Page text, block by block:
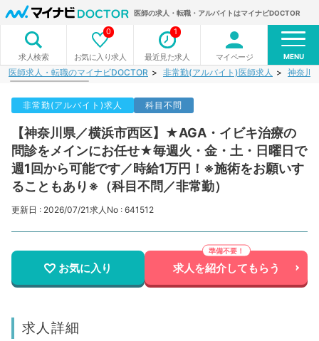
医師の求人・転職・アルバイトはマイナビDOCTOR
求人検索 お気に入り求人
0
最近見た求人
1
マイページ MENU
医師求人・転職のマイナビDOCTOR 非常勤(アルバイト)医師求人 神奈川
非常勤(アルバイト)求人 科目不問
【神奈川県／横浜市西区】★AGA・イビキ治療の
問診をメインにお任せ★毎週火・金・土・日曜日で
週1回から可能です／時給1万円！※施術をお願いす
ることもあり※（科目不問／非常勤）
更新日 : 2026/07/21求人No : 641512
お気に入り 求人を紹介してもらう
求人詳細